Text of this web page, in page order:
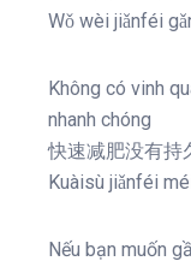
Wǒ wèi jiǎnféi
Không có vinh
nhanh chóng
快速减肥没有持
Kuàisù jiǎnféi
Nếu bạn muốn